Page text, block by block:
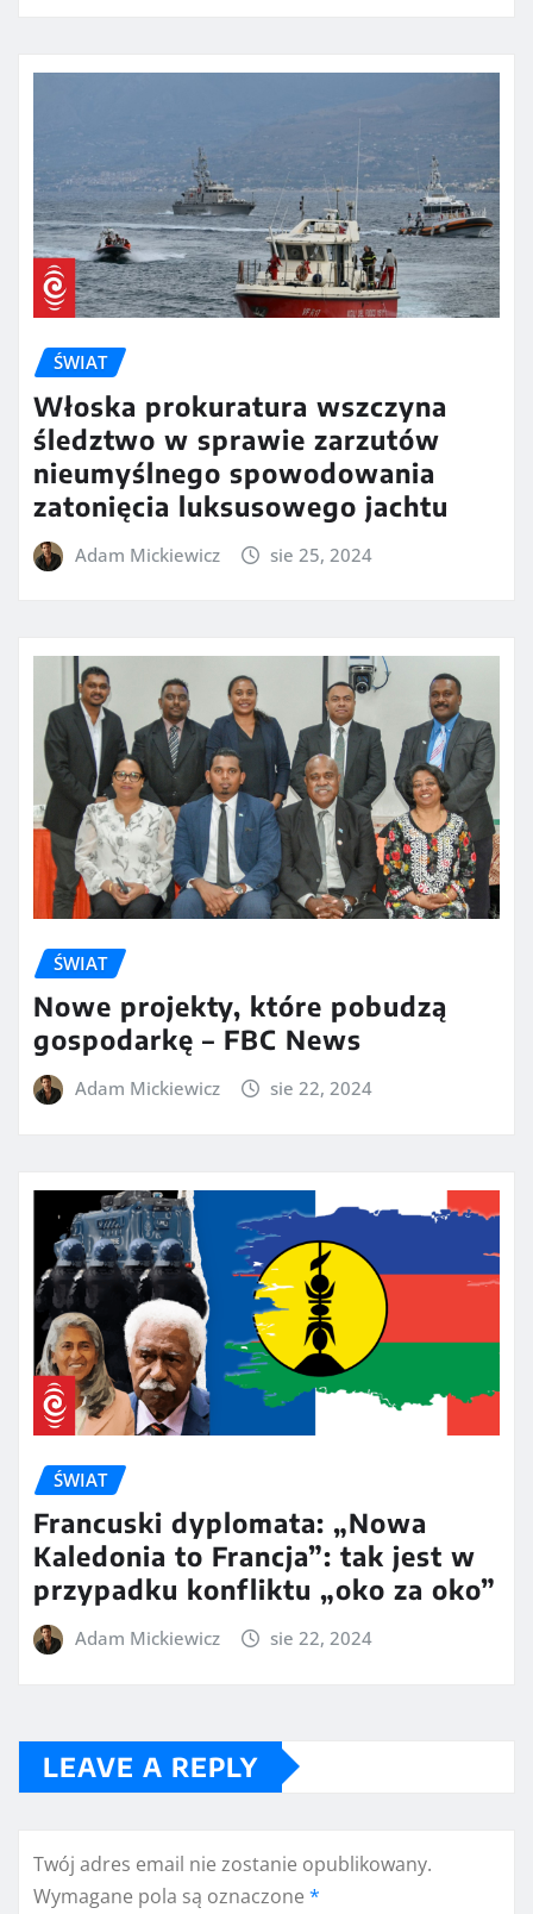
ŚWIAT
Włoska prokuratura wszczyna
śledztwo w sprawie zarzutów
nieumyślnego spowodowania
zatonięcia luksusowego jachtu
Adam Mickiewicz sie 25, 2024
ŚWIAT
Nowe projekty, które pobudzą
gospodarkę – FBC News
Adam Mickiewicz sie 22, 2024
ŚWIAT
Francuski dyplomata: „Nowa
Kaledonia to Francja”: tak jest w
przypadku konfliktu „oko za oko”
Adam Mickiewicz sie 22, 2024
LEAVE A REPLY
Twój adres email nie zostanie opublikowany.
Wymagane pola są oznaczone *